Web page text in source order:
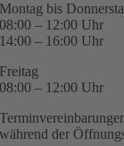
Montag bis
08:00 – 12:00 Uhr
14:00 – 16:00 Uhr
Freitag
08:00 – 12:00 Uhr
während der